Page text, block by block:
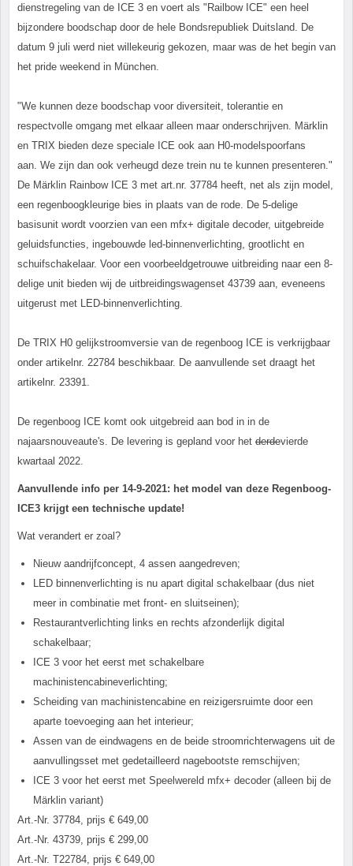
dienstregeling van de ICE 3 en voert als "Railbow ICE" een heel
bijzondere boodschap door de hele Bondsrepubliek Duitsland. De
datum 9 juli werd niet willekeurig gekozen, maar was de het begin van
het pride weekend in München.
"We kunnen deze boodschap voor diversiteit, tolerantie en
respectvolle omgang met elkaar alleen maar onderschrijven. Märklin
en TRIX bieden deze speciale ICE ook aan H0-modelspoorfans
aan. We zijn dan ook verheugd deze trein nu te kunnen presenteren."
De Märklin Rainbow ICE 3 met art.nr. 37784 heeft, net als zijn model,
een regenboogkleurige bies in plaats van de rode. De 5-delige
basisunit wordt voorzien van een mfx+ digitale decoder, uitgebreide
geluidsfuncties, ingebouwde led-binnenverlichting, grootlicht en
schuifschakelaar. Voor een voorbeeldgetrouwe uitbreiding naar een 8-
delige unit bieden wij de uitbreidingswagenset 43739 aan, eveneens
uitgerust met LED-binnenverlichting.
De TRIX H0 gelijkstroomversie van de regenboog ICE is verkrijgbaar
onder artikelnr. 22784 beschikbaar. De aanvullende set draagt ​​het
artikelnr. 23391.
De regenboog ICE komt ook uitgebreid aan bod in in de
najaarsnouveaute's. De levering is gepland voor het derdevierde
kwartaal 2022.
Aanvullende info per 14-9-2021: het model van deze Regenboog-
ICE3 krijgt een technische update!
Wat verandert er zoal?
Nieuw aandrijfconcept, 4 assen aangedreven;
LED binnenverlichting is nu apart digital schakelbaar (dus niet
meer in combinatie met front- en sluitseinen);
Restaurantverlichting links en rechts afzonderlijk digital
schakelbaar;
ICE 3 voor het eerst met schakelbare
machinistencabineverlichting;
Scheiding van machinistencabine en reizigersruimte door een
aparte toevoeging aan het interieur;
Assen van de eindwagens en de beide stroomrichterwagens uit de
aanvullingsset met gedetailleerd nagebootste remschijven;
ICE 3 voor het eerst met Speelwereld mfx+ decoder (alleen bij de
Märklin variant)
Art.-Nr. 37784, prijs € 649,00
Art.-Nr. 43739, prijs € 299,00
Art.-Nr. T22784, prijs € 649,00